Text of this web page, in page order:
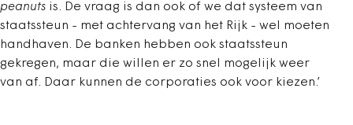
peanuts is. De vraag is dan ook of we dat systeem van
staatssteun - met achtervang van het Rijk - wel moeten
handhaven. De banken hebben ook staatssteun
gekregen, maar die willen er zo snel mogelijk weer
van af. Daar kunnen de corporaties ook voor kiezen.’